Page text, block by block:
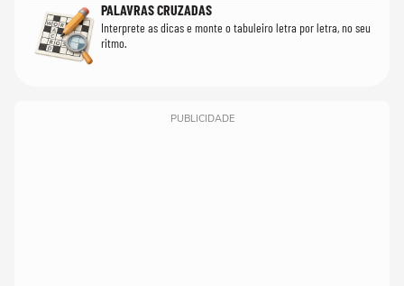
PALAVRAS CRUZADAS
Interprete as dicas e monte o tabuleiro letra por letra, no seu
ritmo.
PUBLICIDADE